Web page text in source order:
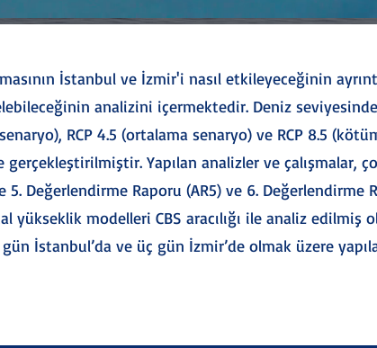
İstanbul ve İzmir'i nasıl etkileyeceğinin
analizini içermektedir. Deniz
RCP 4.5 (ortalama senaryo) ve RCP 8.5
Yapılan analizler ve çalışmalar,
Değerlendirme Raporu (AR5) ve 6. Değerlendirme
yükseklik modelleri CBS aracılığı ile analiz edilmiş
İstanbul’da ve üç gün İzmir’de olmak üzere